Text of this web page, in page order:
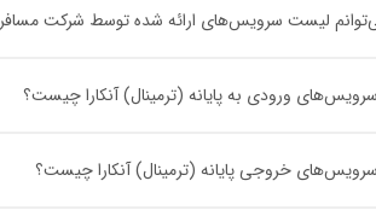
لیست سرویس‌های ارائه شده توسط شرکت مسافربری
ورودی به پایانه (ترمینال) آنکارا چیست؟
خروجی پایانه (ترمینال) آنکارا چیست؟